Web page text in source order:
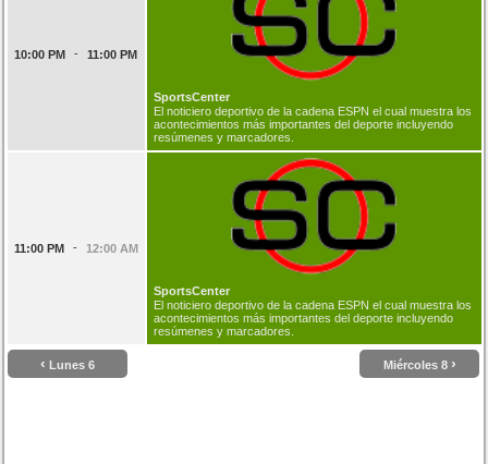
10:00 PM - 11:00 PM
SportsCenter
El noticiero deportivo de la cadena ESPN el cual muestra los
acontecimientos más importantes del deporte incluyendo
resúmenes y marcadores.
11:00 PM - 12:00 AM
SportsCenter
El noticiero deportivo de la cadena ESPN el cual muestra los
acontecimientos más importantes del deporte incluyendo
resúmenes y marcadores.
‹ Lunes 6 Miércoles 8 ›